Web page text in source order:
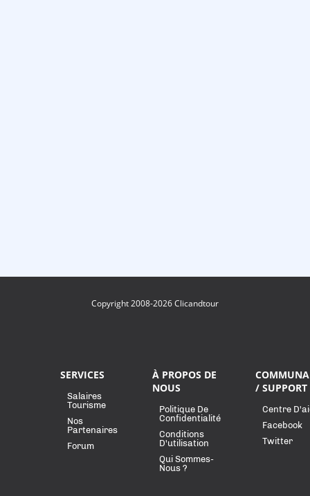
Copyright 2008-2026 Clicandtour
SERVICES
Salaires
Tourisme
Nos
Partenaires
Forum
À PROPOS DE
NOUS
Politique De
Confidentialité
Conditions
D'utilisation
Qui Sommes-
Nous ?
/ SUPPORT
Centre
Facebook
Twitter